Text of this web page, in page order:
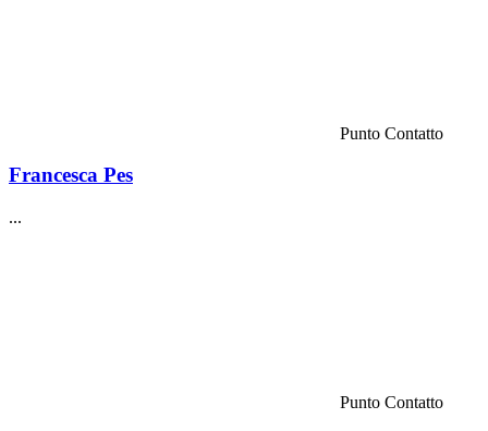
Punto Contatto
Francesca Pes
...
Punto Contatto